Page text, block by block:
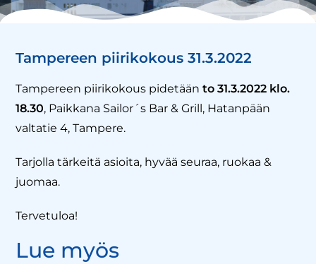
Tampereen piirikokous 31.3.2022
Tampereen piirikokous pidetäänto 31.3.2022 klo.
18.30, Paikkana Sailor´s Bar & Grill, Hatanpään
valtatie 4, Tampere.
Tarjolla tärkeitä asioita, hyvää seuraa, ruokaa &
juomaa.
Tervetuloa!
Lue myös